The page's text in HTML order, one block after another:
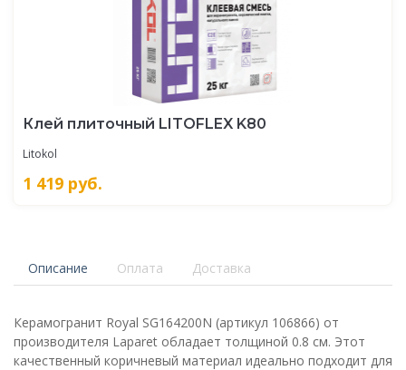
Клей плиточный LITOFLEX K80
Litokol
1 419 руб.
Описание Оплата Доставка
Керамогранит Royal SG164200N (артикул 106866) от
производителя Laparet обладает толщиной 0.8 см. Этот
качественный коричневый материал идеально подходит для